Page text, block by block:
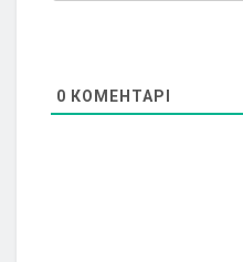
0 КОМЕНТАРІ